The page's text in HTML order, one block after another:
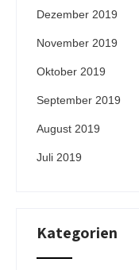
Dezember 2019
November 2019
Oktober 2019
September 2019
August 2019
Juli 2019
Kategorien